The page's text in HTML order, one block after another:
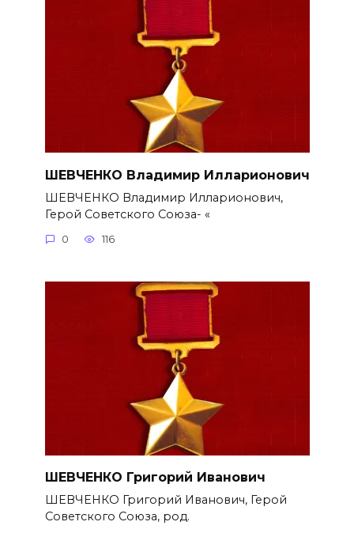
ШЕВЧЕНКО Владимир Илларионович
ШЕВЧЕНКО Владимир Илларионович,
Герой Советского Союза- «
0 116
ШЕВЧЕНКО Григорий Иванович
ШЕВЧЕНКО Григорий Иванович, Герой
Советского Союза, род.